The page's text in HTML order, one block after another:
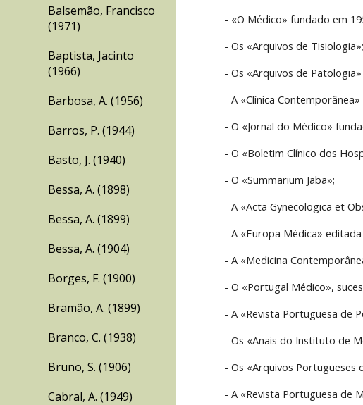
Balsemão, Francisco
(1971)
Baptista, Jacinto
(1966)
Barbosa, A. (1956)
Barros, P. (1944)
Basto, J. (1940)
Bessa, A. (1898)
Bessa, A. (1899)
Bessa, A. (1904)
Borges, F. (1900)
Bramão, A. (1899)
Branco, C. (1938)
Bruno, S. (1906)
Cabral, A. (1949)
- «O Médico» fundado em
- Os «Arquivos de Tisiologia»;
- Os «Arquivos de
- A «Clínica
- O «Jornal do Médico»
- O «Boletim Clínico dos
- O «Summarium Jaba»;
- A «Acta Gynecologica et
- A «Europa Médica»
- A «Medicina
- O «Portugal Médico»,
- A «Revista Portuguesa de
- Os «Anais do Instituto de
- Os «Arquivos Portugueses
- A «Revista Portuguesa de